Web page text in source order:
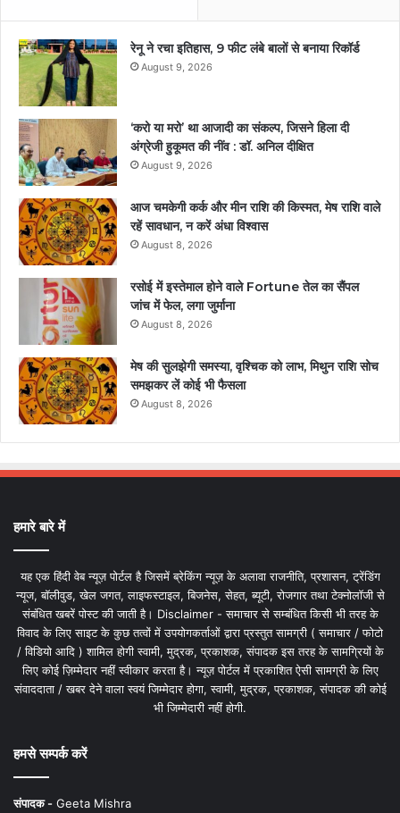
रेनू ने रचा इतिहास, 9 फीट लंबे बालों से बनाया रिकॉर्ड
August 9, 2026
‘करो या मरो’ था आजादी का संकल्प, जिसने हिला दी
अंग्रेजी हुकूमत की नींव : डॉ. अनिल दीक्षित
August 9, 2026
आज चमकेगी कर्क और मीन राशि की किस्मत, मेष राशि वाले
रहें सावधान, न करें अंधा विश्वास
August 8, 2026
रसोई में इस्तेमाल होने वाले Fortune तेल का सैंपल
जांच में फेल, लगा जुर्माना
August 8, 2026
मेष की सुलझेगी समस्या, वृश्चिक को लाभ, मिथुन राशि सोच
समझकर लें कोई भी फैसला
August 8, 2026
हमारे बारे में
यह एक हिंदी वेब न्यूज़ पोर्टल है जिसमें ब्रेकिंग न्यूज़ के अलावा राजनीति, प्रशासन, ट्रेंडिंग
न्यूज, बॉलीवुड, खेल जगत, लाइफस्टाइल, बिजनेस, सेहत, ब्यूटी, रोजगार तथा टेक्नोलॉजी से
संबंधित खबरें पोस्ट की जाती है। Disclaimer - समाचार से सम्बंधित किसी भी तरह के
विवाद के लिए साइट के कुछ तत्वों में उपयोगकर्ताओं द्वारा प्रस्तुत सामग्री ( समाचार / फोटो
/ विडियो आदि ) शामिल होगी स्वामी, मुद्रक, प्रकाशक, संपादक इस तरह के सामग्रियों के
लिए कोई ज़िम्मेदार नहीं स्वीकार करता है। न्यूज़ पोर्टल में प्रकाशित ऐसी सामग्री के लिए
संवाददाता / खबर देने वाला स्वयं जिम्मेदार होगा, स्वामी, मुद्रक, प्रकाशक, संपादक की कोई
भी जिम्मेदारी नहीं होगी.
हमसे सम्पर्क करें
संपादक - Geeta Mishra